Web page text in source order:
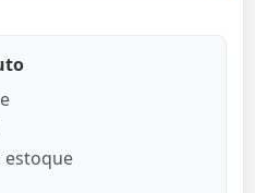
aquosa e refrescante
sem aderência.
da pele Ingredientes
e animais Livres de
estoque